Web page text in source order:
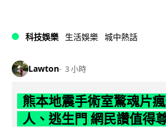
科技娛樂 生活娛樂 城中熱話
Lawton 3 小時
熊本地震手術室驚魂片
人、逃生門 網民讚值得